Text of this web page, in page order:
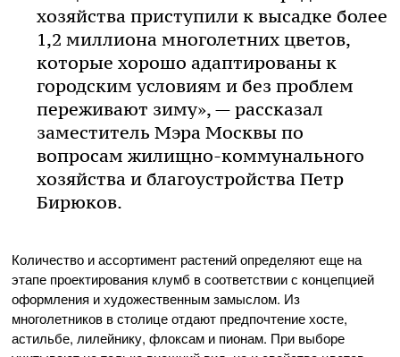
хозяйства приступили к высадке более
1,2 миллиона многолетних цветов,
которые хорошо адаптированы к
городским условиям и без проблем
переживают зиму», — рассказал
заместитель Мэра Москвы по
вопросам жилищно-коммунального
хозяйства и благоустройства Петр
Бирюков.
Количество и ассортимент растений определяют еще на
этапе проектирования клумб в соответствии с концепцией
оформления и художественным замыслом. Из
многолетников в столице отдают предпочтение хосте,
астильбе, лилейнику, флоксам и пионам. При выборе